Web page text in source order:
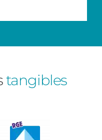
tangibles